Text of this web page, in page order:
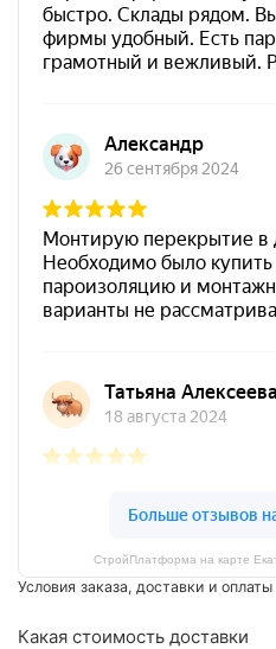
СтройПлатформа на карте
Условия заказа, доставки и оплаты
Какая стоимость доставки